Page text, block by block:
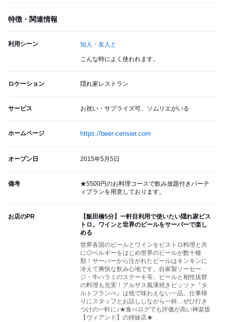
特徴・関連情報
利用シーン 知人・友人と
こんな時によく使われます。
ロケーション 隠れ家レストラン
サービス お祝い・サプライズ可、ソムリエがいる
ホームページ https://beer-cerisier.com
オープン日 2015年5月5日
備考
★5500円のお料理コースで飲み放題付きパーテ
ィプランを用意しております。
お店のPR
【飯田橋5分】一軒目利用で使いたい隠れ家ビス
トロ。ワインと世界のビールをサーバーで楽し
める
世界各国のビールとワインをビストロ料理と共
に◎ベルギーをはじめ世界のビールが数十種
類！サーバーから注がれたビールはキンキンに
冷えて爽快な飲み心地です。自家製ソーセー
ジ・牛ハラミのステーキ等、ビールと相性抜群
の料理も充実！アルザス風薄焼きピッツァ『タ
ルトフランべ』は他で味わえない一品。仕事帰
りにスタッフとお話ししながら一杯…ぜひ行き
つけの一軒に♪★食べログでも評価が高い神楽坂
【ヴィアンド】の姉妹店★